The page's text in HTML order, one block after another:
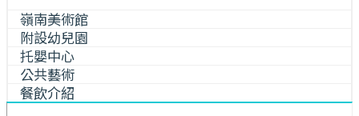
嶺南美術館
附設幼兒園
托嬰中心
公共藝術
餐飲介紹